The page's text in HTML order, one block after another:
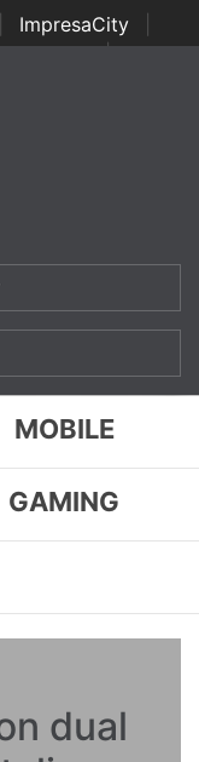
ImpresaCity
Awards | Italian
Awards
MOBILE
GAMING
dual